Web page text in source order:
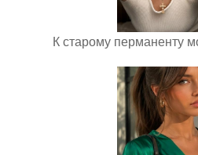
К старому перманенту